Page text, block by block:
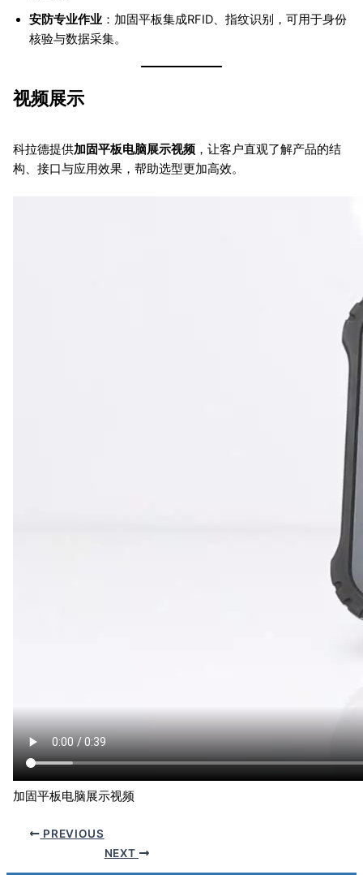
安防专业作业：加固平板集成RFID、指纹识别，可用于身份
核验与数据采集。
视频展示
科拉德提供加固平板电脑展示视频，让客户直观了解产品的结
构、接口与应用效果，帮助选型更加高效。
加固平板电脑展示视频
PREVIOUS
NEXT